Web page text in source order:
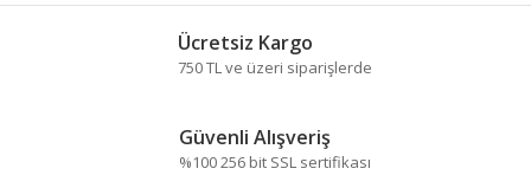
Ücretsiz Kargo
750 TL ve üzeri siparişlerde
Güvenli Alışveriş
%100 256 bit SSL sertifikası